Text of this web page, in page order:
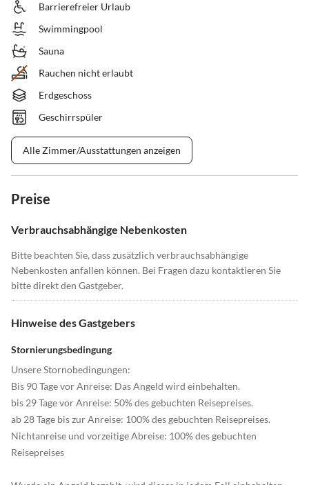
Barrierefreier Urlaub
Swimmingpool
Sauna
Rauchen nicht erlaubt
Erdgeschoss
Geschirrspüler
Alle Zimmer/Ausstattungen anzeigen
Preise
Verbrauchsabhängige Nebenkosten
Bitte beachten Sie, dass zusätzlich verbrauchsabhängige
Nebenkosten anfallen können. Bei Fragen dazu kontaktieren Sie
bitte direkt den Gastgeber.
Hinweise des Gastgebers
Stornierungsbedingung
Unsere Stornobedingungen:
Bis 90 Tage vor Anreise: Das Angeld wird einbehalten.
bis 29 Tage vor Anreise: 50% des gebuchten Reisepreises.
ab 28 Tage bis zur Anreise: 100% des gebuchten Reisepreises.
Nichtanreise und vorzeitige Abreise: 100% des gebuchten
Reisepreises